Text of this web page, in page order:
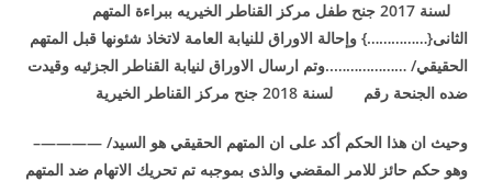
لسنة 2017 جنح طفل مركز القناطر الخيريه ببراءة المتهم
الثانى{……………} وإحالة الاوراق للنيابة العامة لاتخاذ شئونها قبل المتهم
الحقيقي/ ………………..وتم ارسال الاوراق لنيابة القناطر الجزئيه وقيدت
ضده الجنحة رقم لسنة 2018 جنح مركز القناطر الخيرية
وحيث ان هذا الحكم أكد على ان المتهم الحقيقي هو السيد/ ————–
وهو حكم حائز للامر المقضي والذى بموجبه تم تحريك الاتهام ضد المتهم